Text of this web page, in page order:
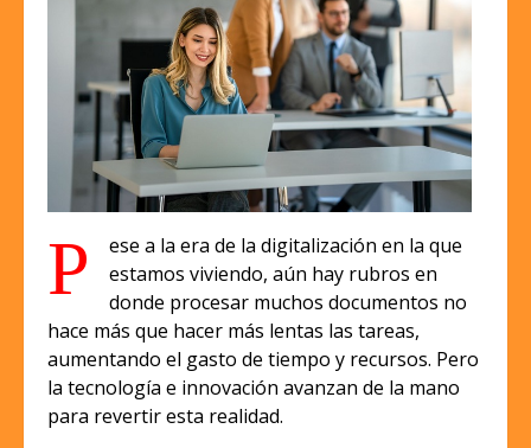
P
ese a la era de la digitalización en la que
estamos viviendo, aún hay rubros en
donde procesar muchos documentos no
hace más que hacer más lentas las tareas,
aumentando el gasto de tiempo y recursos. Pero
la tecnología e innovación avanzan de la mano
para revertir esta realidad.